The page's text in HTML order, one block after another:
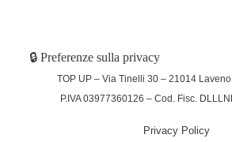
🔒 Preferenze sulla privacy
TOP UP – Via Tinelli 30 – 21014
P.IVA 03977360126 – Cod. Fisc.
Privacy Policy